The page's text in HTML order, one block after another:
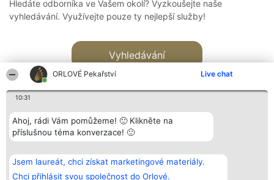
ORLOVÉ Pekařství Live chat
10:31
Ahoj, rádi Vám pomůžeme! 🙂 Klikněte na
příslušnou téma konverzace! 🙂
Jsem laureát, chci získat marketingové materiály.
Chci přihlásit svou společnost do Orlové.
Hledáte odborníka ve Vašem okolí? Vyzkoušejte naše
vyhledávání. Využívejte pouze ty nejlepší služby!
Vyhledávání
Bright Side Solutions sp. z o.
o. sp. k.
ul. Ruska 22
Vítězové
Seznam všech
laureátů
Kontakt